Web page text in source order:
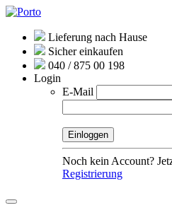
Lieferung nach Hause
Sicher einkaufen
040 / 875 00 198
Login
E-Mail
Noch kein Account?
Registrierung